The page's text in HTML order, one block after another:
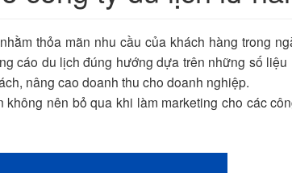
thỏa mãn nhu cầu của khách hàng trong
cáo du lịch đúng hướng dựa trên những số liệu
nâng cao doanh thu cho doanh nghiệp.
nên bỏ qua khi làm marketing cho các